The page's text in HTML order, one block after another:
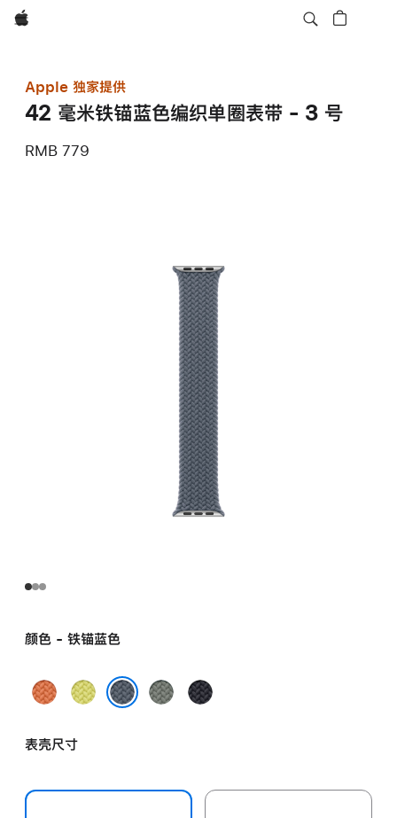
Apple
Apple 独家提供
42 毫米铁锚蓝色编织单圈表带 - 3 号
RMB 779
颜色 - 铁锚蓝色
姜
末
霓
黄
灰
午
表壳尺寸